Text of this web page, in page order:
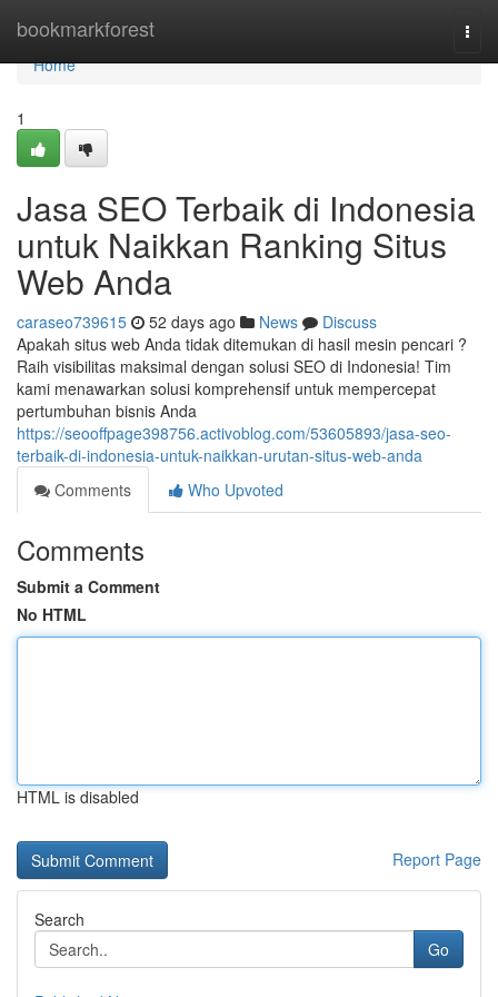
bookmarkforest
Home
Home
1
Jasa SEO Terbaik di Indonesia
untuk Naikkan Ranking Situs
Web Anda
caraseo739615 52 days ago News
Discuss
Apakah situs web Anda tidak ditemukan di hasil mesin pencari ?
Raih visibilitas maksimal dengan solusi SEO di Indonesia! Tim
kami menawarkan solusi komprehensif untuk mempercepat
pertumbuhan bisnis Anda
https://seooffpage398756.activoblog.com/53605893/jasa-seo-
terbaik-di-indonesia-untuk-naikkan-urutan-situs-web-anda
Comments
Who Upvoted
Comments
Submit a Comment
No HTML
HTML is disabled
Report Page
Search
Go